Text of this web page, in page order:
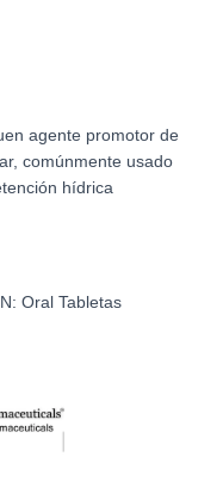
agente promotor de
comúnmente usado
hídrica
Oral Tabletas